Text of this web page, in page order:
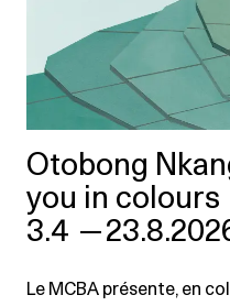
Otobong
you in colours
3.4 —
Le MCBA présente, en